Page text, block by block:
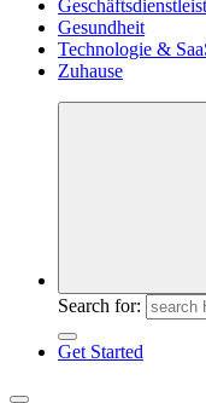
Gesundheit
Technologie &
Zuhause
Search for:
Get Started